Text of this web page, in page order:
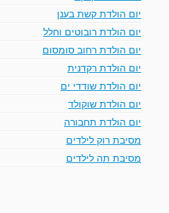
יום הולדת קשת בענן
יום הולדת רובוטים וחלל
יום הולדת רחוב סומסום
יום הולדת רקדנית
יום הולדת שודדי ים
יום הולדת שוקולד
יום הולדת תחבורה
מסיבת רוק לילדים
מסיבת תה לילדים